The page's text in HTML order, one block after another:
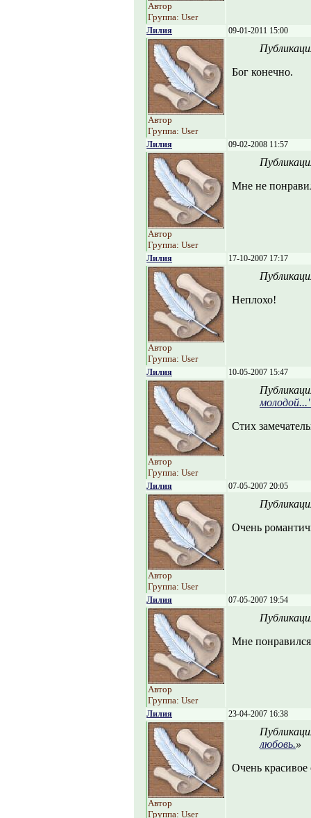
Автор
Группа: User
Лилия 09-01-2011 15:00
Автор
Группа: User
Бог конечно.
Лилия 09-02-2008 11:57
Автор
Группа: User
Мне не
Лилия 17-10-2007 17:17
Автор
Группа: User
Неплохо!
Лилия 10-05-2007 15:47
Автор
Группа: User
Стих
Лилия 07-05-2007 20:05
Автор
Группа: User
Очень
Лилия 07-05-2007 19:54
Автор
Группа: User
Мне
Лилия 23-04-2007 16:38
Автор
Группа: User
любовь.»
Очень красивое